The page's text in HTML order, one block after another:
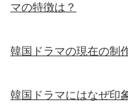
マの特徴は？
韓国ドラマの現在の制
韓国ドラマにはなぜ印